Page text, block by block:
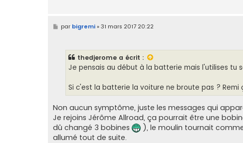
M
e
par bigremi»31 mars 2017 20:22
thedjerome a écrit :
Je pensais au début à la batterie mais l'utilises tu
Si c'est la batterie la voiture ne broute pas ?
Non aucun symptôme, juste les messages qui
Je rejoins Jérôme Allroad, ça pourrait être une
dû changé 3 bobines
), le moulin tournait
allumé tout de suite.